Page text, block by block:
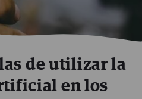
de utilizar la
en los